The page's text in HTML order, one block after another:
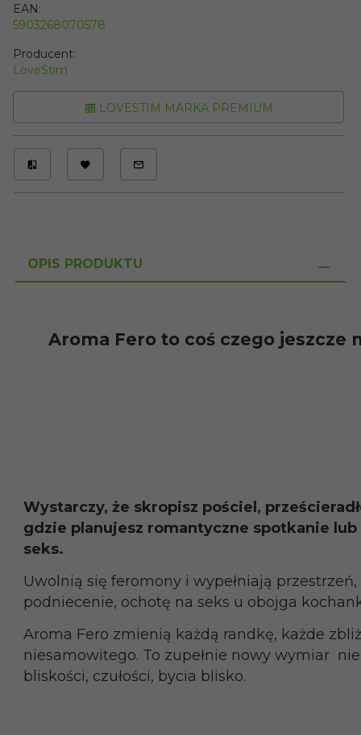
EAN:
5903268070578
Producent:
LoveStim
LOVESTIM MARKA PREMIUM
OPIS PRODUKTU
Aroma Fero to coś czego jeszcze
Wystarczy, że skropisz pościel,
gdzie planujesz romantyczne spotkanie
seks.
Uwolnią się feromony i wypełniają
podniecenie, ochotę na seks u obojga
Aroma Fero zmienią każdą randkę, każde
niesamowitego. To zupełnie nowy wymiar
bliskości, czułości, bycia blisko.